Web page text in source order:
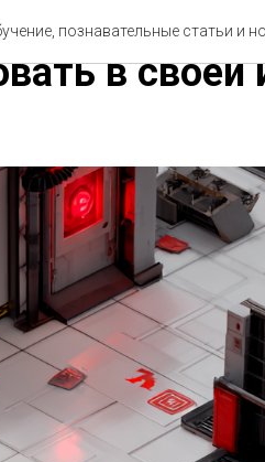
познавательные статьи и
как
в своей